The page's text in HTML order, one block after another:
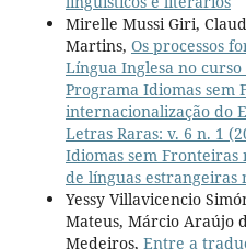
Mirelle Mussi Giri,
Martins, Os processos
Língua Inglesa no curso
Programa Idiomas sem
internacionalização do
Letras Raras: v. 6 n. 1
Idiomas sem Fronteiras
de línguas estrangeiras
Yessy Villavicencio
Mateus, Márcio Araújo
Medeiros, Entre a